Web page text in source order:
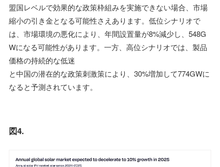
盟国レベルで効果的な政策枠組みを実施できない場合、市場
縮小の引き金となる可能性さえあります。低位シナリオで
は、市場環境の悪化により、年間設置量が8%減少し、548G
Wになる可能性があります。一方、高位シナリオでは、製品
価格の持続的な低迷
と中国の潜在的な政策刺激策により、30%増加して774GWに
なると予測されています。
図4.